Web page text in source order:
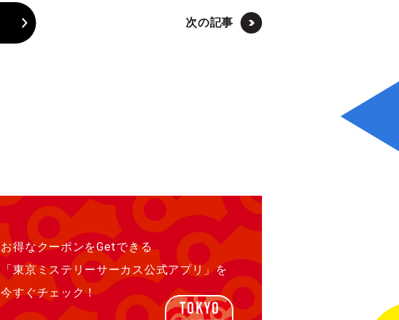
次の記事
お得なクーポンをGetできる
「東京ミステリーサーカス公式アプリ」を
今すぐチェック！